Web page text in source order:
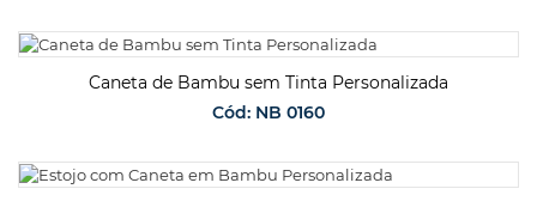
SOLICITAR ORÇAMENTO
Caneta de Bambu sem Tinta Personalizada
Cód: NB 0160
SOLICITAR ORÇAMENTO